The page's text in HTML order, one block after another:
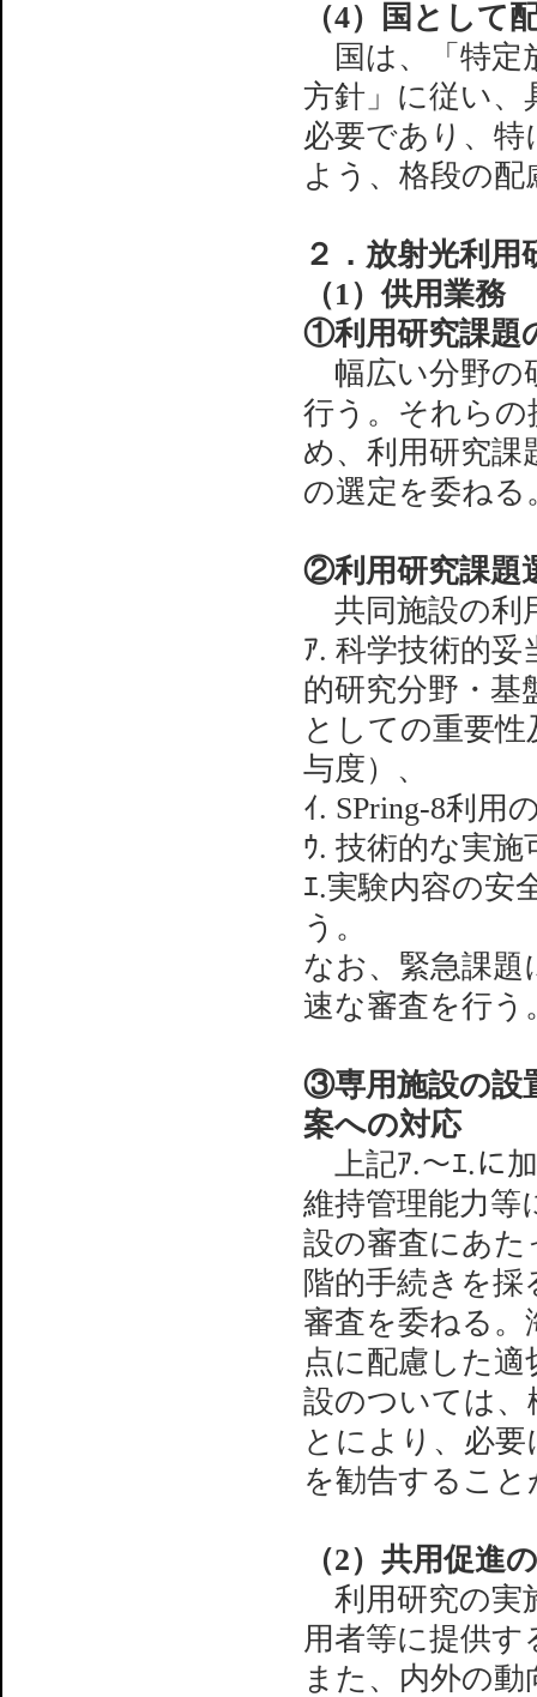
（4）国として
国は、「特定
方針」に従い、
必要であり、
よう、格段の
２．放射光利
（1）供用業務
①利用研究課題
幅広い分野の
行う。それらの
め、利用研究課
の選定を委ねる
②利用研究課題
共同施設の利
ｱ. 科学技術的
的研究分野・基
としての重要
与度）、
ｲ. SPring-8利用
ｳ. 技術的な実施
ｴ.実験内容の安
う。
なお、緊急課
速な審査を行う
③専用施設の設
案への対応
上記ｱ.～ｴ.に
維持管理能力等
設の審査にあ
階的手続きを
審査を委ねる
点に配慮した
設のついては、
とにより、必
を勧告するこ
（2）共用促進
利用研究の実
用者等に提供
また、内外の